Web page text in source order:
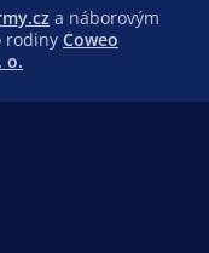
a náborovým
rodiny Coweo
o.